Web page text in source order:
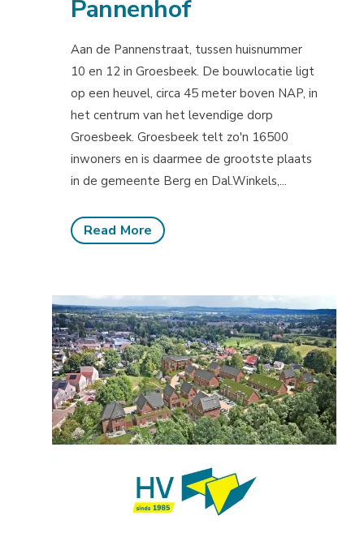
Pannenhof
Aan de Pannenstraat, tussen huisnummer
10 en 12 in Groesbeek. De bouwlocatie ligt
op een heuvel, circa 45 meter boven NAP, in
het centrum van het levendige dorp
Groesbeek. Groesbeek telt zo'n 16500
inwoners en is daarmee de grootste plaats
in de gemeente Berg en Dal.Winkels,...
Read More